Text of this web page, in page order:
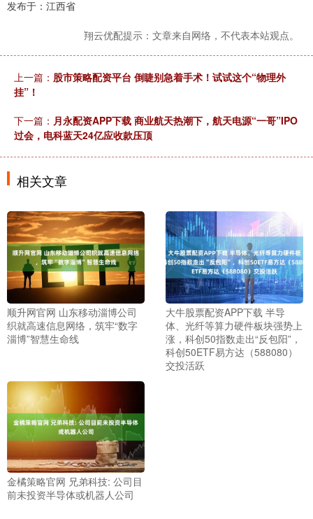
发布于：江西省
翔云优配提示：文章来自网络，不代表本站观点。
上一篇： 股市策略配资平台 倒睫别急着手术！试试这个“物理外
挂”！
下一篇： 月永配资APP下载 商业航天热潮下，航天电源“一哥”IPO
过会，电科蓝天24亿应收款压顶
相关文章
顺升网官网 山东移动淄博公司
织就高速信息网络，筑牢“数字
淄博”智慧生命线
大牛股票配资APP下载 半导
体、光纤等算力硬件板块强势上
涨，科创50指数走出“反包阳”，
科创50ETF易方达（588080）
交投活跃
金橘策略官网 兄弟科技: 公司目
前未投资半导体或机器人公司